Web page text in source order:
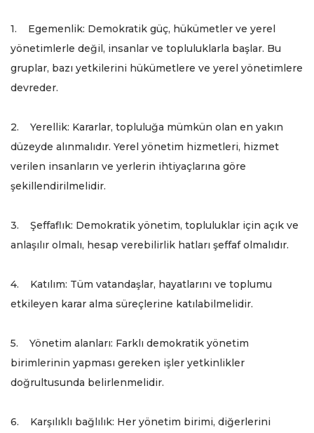
1. Egemenlik: Demokratik güç, hükümetler ve yerel
yönetimlerle değil, insanlar ve topluluklarla başlar. Bu
gruplar, bazı yetkilerini hükümetlere ve yerel yönetimlere
devreder.
2. Yerellik: Kararlar, topluluğa mümkün olan en yakın
düzeyde alınmalıdır. Yerel yönetim hizmetleri, hizmet
verilen insanların ve yerlerin ihtiyaçlarına göre
şekillendirilmelidir.
3. Şeffaflık: Demokratik yönetim, topluluklar için açık ve
anlaşılır olmalı, hesap verebilirlik hatları şeffaf olmalıdır.
4. Katılım: Tüm vatandaşlar, hayatlarını ve toplumu
etkileyen karar alma süreçlerine katılabilmelidir.
5. Yönetim alanları: Farklı demokratik yönetim
birimlerinin yapması gereken işler yetkinlikler
doğrultusunda belirlenmelidir.
6. Karşılıklı bağlılık: Her yönetim birimi, diğerlerini